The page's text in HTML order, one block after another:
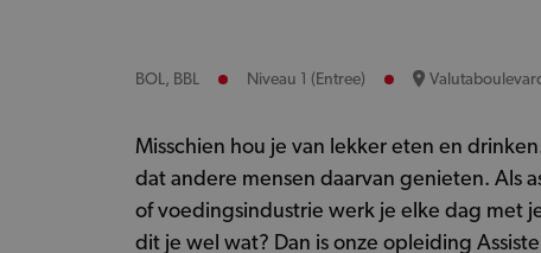
BOL, BBL Niveau 1 (Entree)
Misschien hou je van lekker eten en
dat andere mensen daarvan genieten. Als
of voedingsindustrie werk je elke dag met
dit je wel wat? Dan is onze opleiding